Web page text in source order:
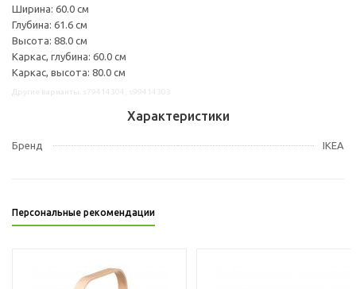
Ширина: 60.0 см
Глубина: 61.6 см
Высота: 88.0 см
Каркас, глубина: 60.0 см
Каркас, высота: 80.0 см
Характеристики
Бренд IKEA
Персональные рекомендации